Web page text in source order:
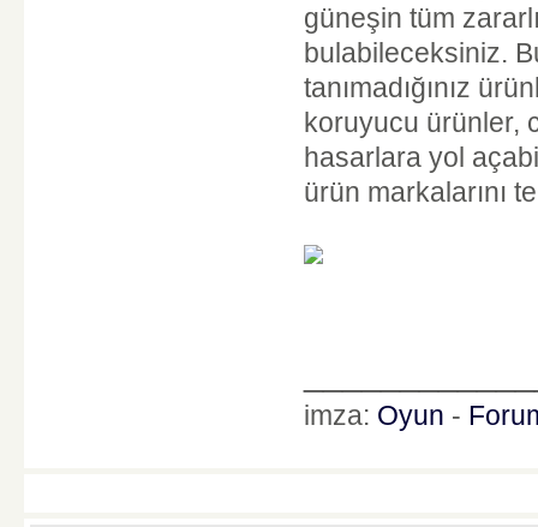
güneşin tüm
bulabileceksiniz.
tanımadığınız
koruyucu ürünler,
hasarlara yol
ürün markalarını
imza: Oyun -